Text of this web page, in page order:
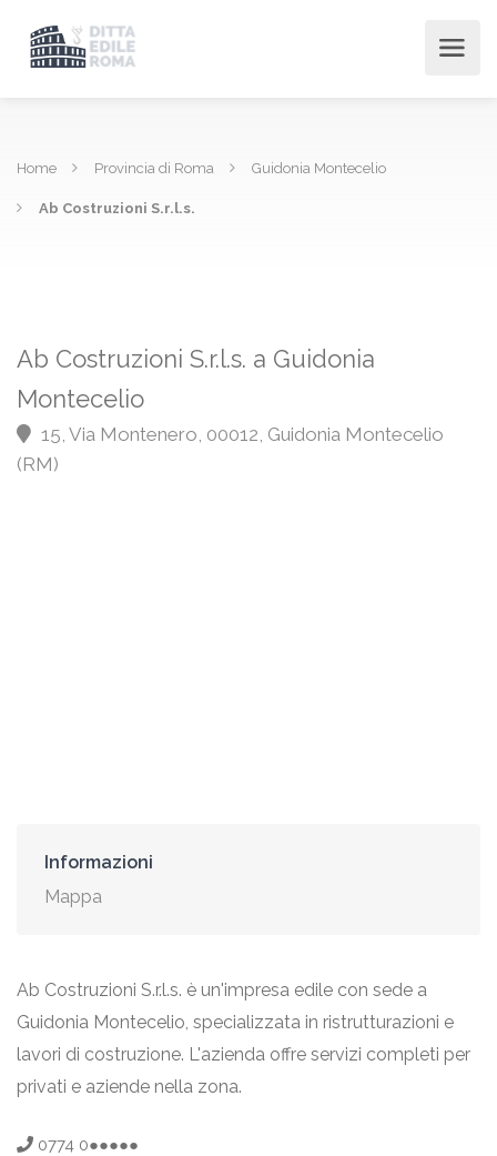
Home Provincia di Roma Guidonia Montecelio
Ab Costruzioni S.r.l.s.
Ab Costruzioni S.r.l.s. a Guidonia
Montecelio
15, Via Montenero, 00012, Guidonia Montecelio
(RM)
Informazioni
Mappa
Ab Costruzioni S.r.l.s. è un'impresa edile con sede a
Guidonia Montecelio, specializzata in ristrutturazioni e
lavori di costruzione. L'azienda offre servizi completi per
privati e aziende nella zona.
0774 0●●●●●